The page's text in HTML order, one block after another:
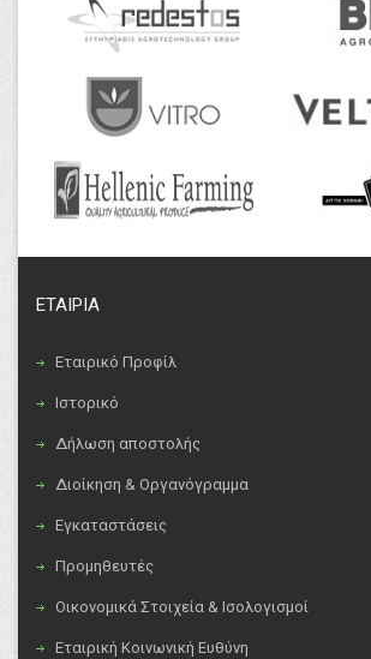
ΕΤΑΙΡΙΑ
Εταιρικό Προφίλ
Ιστορικό
Δήλωση αποστολής
Διοίκηση & Οργανόγραμμα
Εγκαταστάσεις
Προμηθευτές
Οικονομικά Στοιχεία & Ισολογισμοί
Εταιρική Κοινωνική Ευθύνη